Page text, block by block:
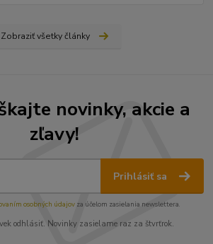
Zobraziť všetky články
novinky, akcie a
zľavy!
Prihlásiť sa
osobných údajov za účelom zasielania newslettera.
odhlásiť. Novinky zasielame raz za štvrťrok.